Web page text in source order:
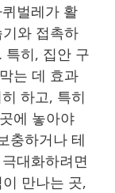
벌레가 활
와 접촉하
특히, 집안 구
는 데 효과
하고, 특히
에 놓아야
충하거나 테
대화하려면
만나는 곳,